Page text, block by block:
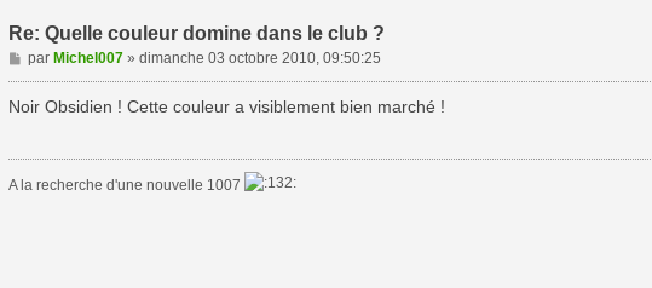
Re: Quelle couleur domine dans le club ?
M
e
s
e
par Michel007» dimanche 03 octobre 2010, 09:50:25
Noir Obsidien ! Cette couleur a visiblement bien marché !
A la recherche d'une nouvelle 1007